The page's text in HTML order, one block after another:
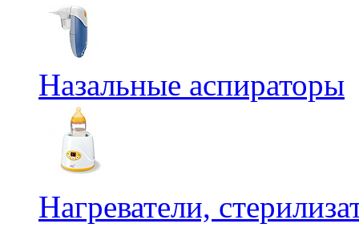
Назальные аспираторы
Нагреватели,